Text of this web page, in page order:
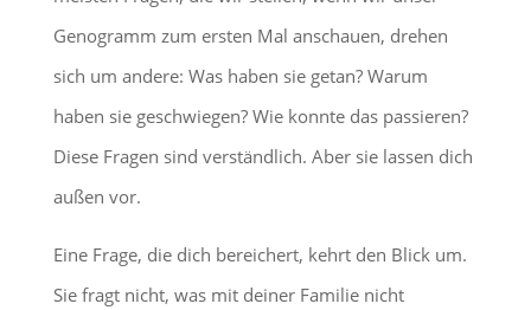
Genogramm zum ersten Mal anschauen, drehen
sich um andere: Was haben sie getan? Warum
haben sie geschwiegen? Wie konnte das passieren?
Diese Fragen sind verständlich. Aber sie lassen dich
außen vor.
Eine Frage, die dich bereichert, kehrt den Blick um.
Sie fragt nicht, was mit deiner Familie nicht